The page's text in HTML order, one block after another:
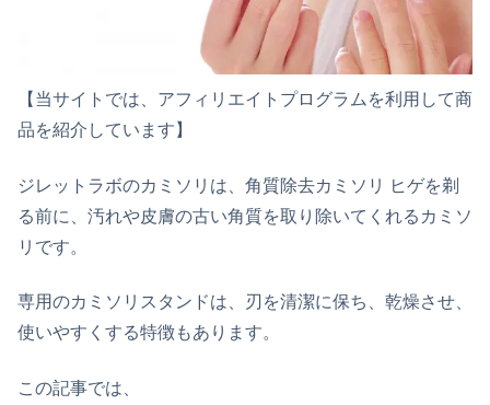
【当サイトでは、アフィリエイトプログラムを利用して商
品を紹介しています】
ジレットラボのカミソリは、角質除去カミソリ ヒゲを剃
る前に、汚れや皮膚の古い角質を取り除いてくれるカミソ
リです。
専用のカミソリスタンドは、刃を清潔に保ち、乾燥させ、
使いやすくする特徴もあります。
この記事では、